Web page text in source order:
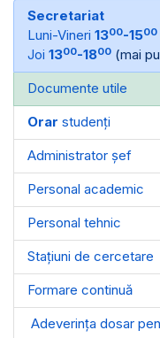
Secretariat
Luni-Vineri 1300-1500
Joi 1300-1800 (mai
Documente utile
Orar studenți
Administrator șef
Personal academic
Personal tehnic
Stațiuni de cercetare
Formare continuă
Adeverința dosar